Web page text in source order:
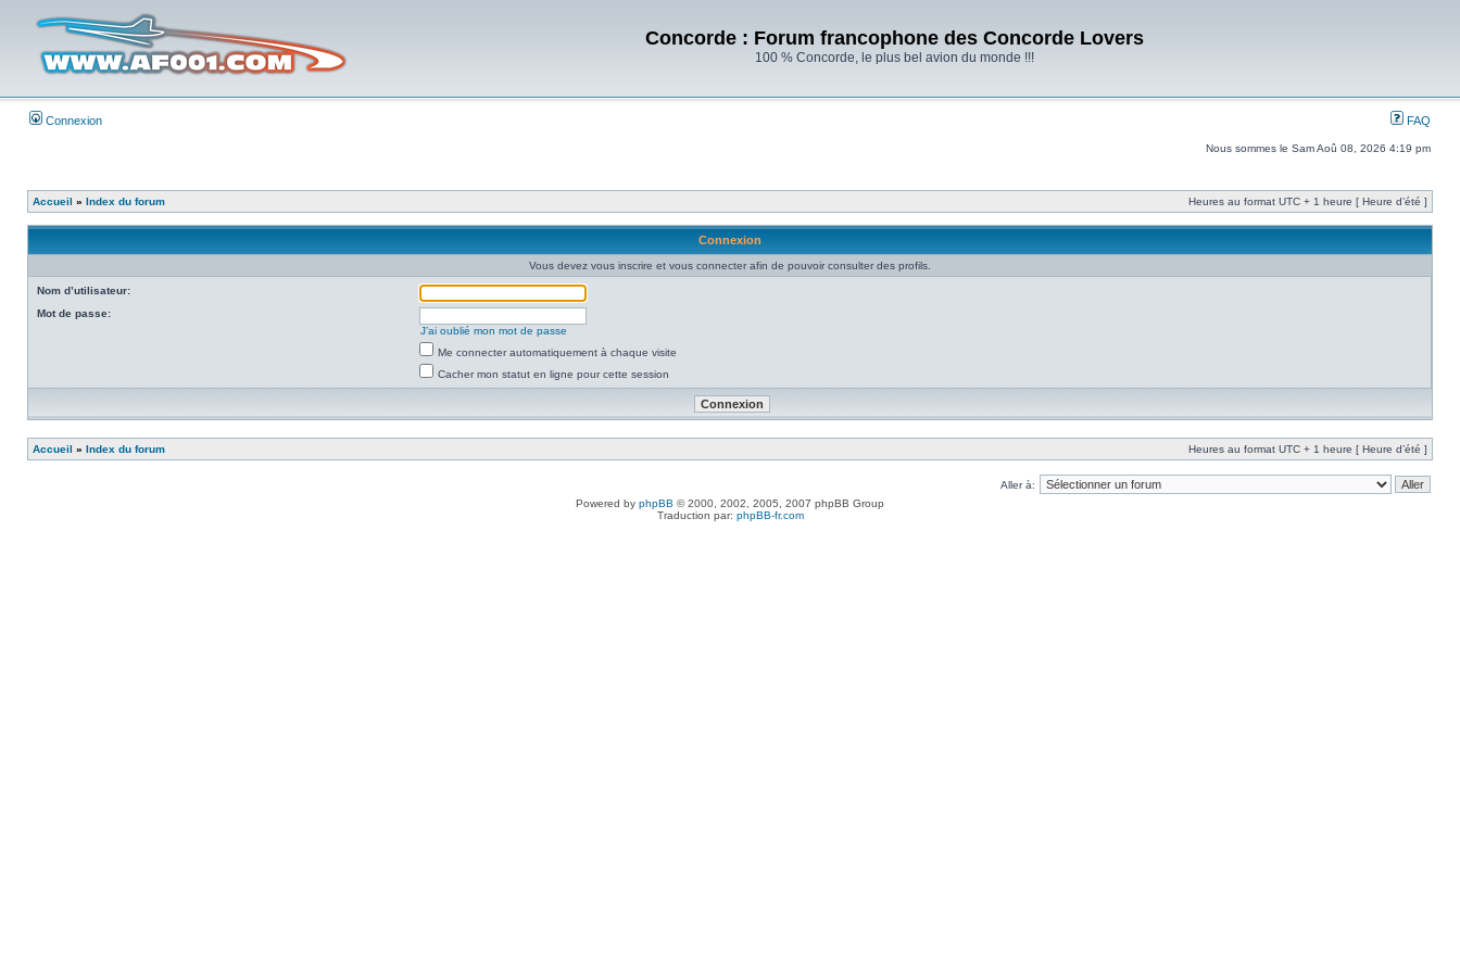
Concorde : Forum francophone des Concorde Lovers
100 % Concorde, le plus bel avion du monde !!!
Connexion FAQ
Nous sommes le Sam Aoû 08, 2026 4:19 pm
Accueil » Index du forum Heures au format UTC + 1 heure [ Heure d’été ]
Connexion
Vous devez vous inscrire et vous connecter afin de pouvoir consulter des profils.
Nom d’utilisateur:
Mot de passe:
J’ai oublié mon mot de passe
Me connecter automatiquement à chaque visite
Cacher mon statut en ligne pour cette session
Accueil » Index du forum Heures au format UTC + 1 heure [ Heure d’été ]
Aller à:
Powered by phpBB © 2000, 2002, 2005, 2007 phpBB Group
Traduction par: phpBB-fr.com